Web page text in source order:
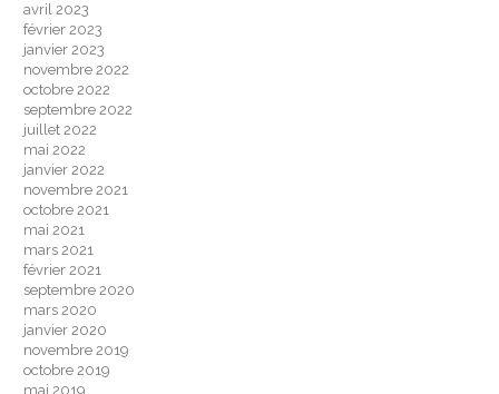
avril 2023
février 2023
janvier 2023
novembre 2022
octobre 2022
septembre 2022
juillet 2022
mai 2022
janvier 2022
novembre 2021
octobre 2021
mai 2021
mars 2021
février 2021
septembre 2020
mars 2020
janvier 2020
novembre 2019
octobre 2019
mai 2019